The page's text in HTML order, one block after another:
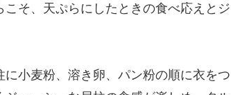
そ、天ぷらにしたときの食べ応えとジ
小麦粉、溶き卵、パン粉の順に衣をつ